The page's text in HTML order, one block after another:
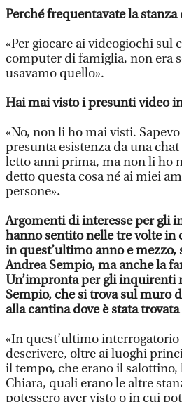
Perché frequentavate la stanza
«Per giocare ai videogiochi sul
computer di famiglia, non era
usavamo quello».
Hai mai visto i presunti video
«No, non li ho mai visti.
presunta esistenza da una
letto anni prima, ma non li ho
detto questa cosa né ai miei
persone».
Argomenti di interesse per gli
hanno sentito nelle tre volte in
in quest’ultimo anno e
Andrea Sempio, ma anche la
Un’impronta per gli inquirenti
Sempio, che si trova sul muro
alla cantina dove è stata
«In quest’ultimo
descrivere, oltre ai luoghi
il tempo, che erano il salottino,
Chiara, quali erano le altre
potessero aver visto o in cui